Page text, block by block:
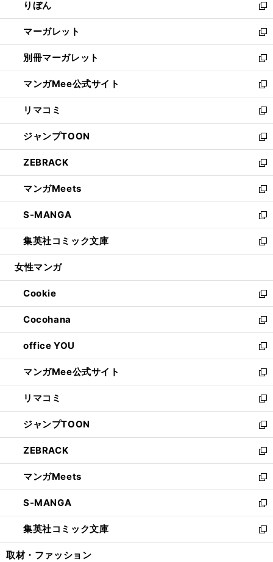
く
で
開
く
ド
ウ
で
開
く
ィ
ン
ド
ウ
で
開
く
りぼん
新
し
い
ウ
ィ
ン
ド
ウ
で
開
く
マーガレット
新
し
い
ウ
ィ
ン
ド
ウ
で
開
く
別冊マーガレット
新
し
い
ウ
ィ
ン
ド
ウ
で
開
く
マンガMee公式サイト
新
し
い
ウ
ィ
ン
ド
ウ
で
開
く
リマコミ
新
し
い
ウ
ィ
ン
ド
ウ
で
開
く
ジャンプTOON
新
し
い
ウ
ィ
ン
ド
ウ
で
開
ZEBRACK
新
し
い
ウ
ィ
ン
ド
ウ
開
く
マンガMeets
新
し
い
ウ
ィ
ン
ウ
で
開
く
S-MANGA
新
し
い
ウ
ン
ド
ウ
で
開
く
集英社コミック文庫
新
し
ウ
ィ
ン
ド
ウ
で
開
く
女性マンガ
Cookie
新
し
い
ウ
ィ
ン
ド
ウ
で
開
く
Cocohana
新
し
い
ウ
ィ
ン
ド
ウ
で
開
く
office YOU
新
し
い
ウ
ィ
ン
ド
ウ
で
開
く
マンガMee公式サイト
新
し
い
ウ
ィ
ン
ド
ウ
で
開
く
リマコミ
新
し
い
ウ
ィ
ン
ド
ウ
で
開
く
ジャンプTOON
新
し
い
ウ
ィ
ン
ド
ウ
で
開
ZEBRACK
新
し
い
ウ
ィ
ン
ド
ウ
マンガMeets
新
し
い
ウ
ィ
ン
S-MANGA
新
し
い
ウ
集英社コミック文庫
新
し
取材・ファッション